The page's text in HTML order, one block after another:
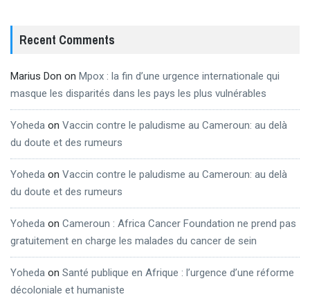
Recent Comments
Marius Don on Mpox : la fin d’une urgence internationale qui
masque les disparités dans les pays les plus vulnérables
Yoheda on Vaccin contre le paludisme au Cameroun: au delà
du doute et des rumeurs
Yoheda on Vaccin contre le paludisme au Cameroun: au delà
du doute et des rumeurs
Yoheda on Cameroun : Africa Cancer Foundation ne prend pas
gratuitement en charge les malades du cancer de sein
Yoheda on Santé publique en Afrique : l’urgence d’une réforme
décoloniale et humaniste